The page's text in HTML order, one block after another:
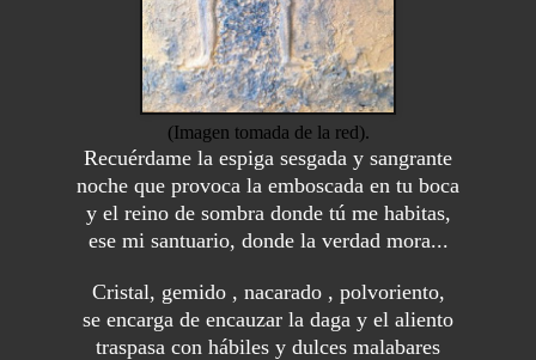
(Imagen tomada de la red).
Recuérdame la espiga sesgada y sangrante
noche que provoca la emboscada en tu boca
y el reino de sombra donde tú me habitas,
ese mi santuario, donde la verdad mora...
Cristal, gemido , nacarado , polvoriento,
se encarga de encauzar la daga y el aliento
traspasa con hábiles y dulces malabares